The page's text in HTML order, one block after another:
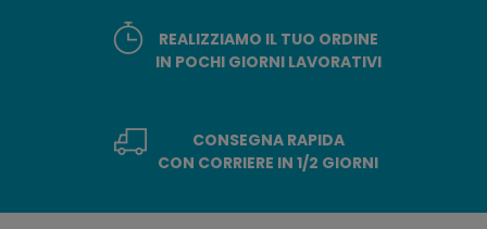
REALIZZIAMO IL TUO ORDINE
IN POCHI GIORNI LAVORATIVI
CONSEGNA RAPIDA
CON CORRIERE IN 1/2 GIORNI